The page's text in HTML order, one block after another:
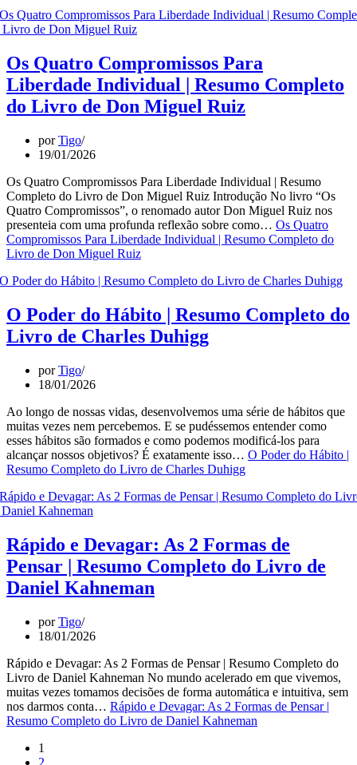
Os Quatro Compromissos Para
Liberdade Individual | Resumo Completo
do Livro de Don Miguel Ruiz
porTigo
19/01/2026
Os Quatro Compromissos Para Liberdade Individual | Resumo
Completo do Livro de Don Miguel Ruiz Introdução No livro “Os
Quatro Compromissos”, o renomado autor Don Miguel Ruiz nos
presenteia com uma profunda reflexão sobre como… Os Quatro
Compromissos Para Liberdade Individual | Resumo Completo do
Livro de Don Miguel Ruiz
O Poder do Hábito | Resumo Completo do
Livro de Charles Duhigg
porTigo
18/01/2026
Ao longo de nossas vidas, desenvolvemos uma série de hábitos que
muitas vezes nem percebemos. E se pudéssemos entender como
esses hábitos são formados e como podemos modificá-los para
alcançar nossos objetivos? É exatamente isso… O Poder do Hábito |
Resumo Completo do Livro de Charles Duhigg
Rápido e Devagar: As 2 Formas de
Pensar | Resumo Completo do Livro de
Daniel Kahneman
porTigo
18/01/2026
Rápido e Devagar: As 2 Formas de Pensar | Resumo Completo do
Livro de Daniel Kahneman No mundo acelerado em que vivemos,
muitas vezes tomamos decisões de forma automática e intuitiva, sem
nos darmos conta… Rápido e Devagar: As 2 Formas de Pensar |
Resumo Completo do Livro de Daniel Kahneman
1
2